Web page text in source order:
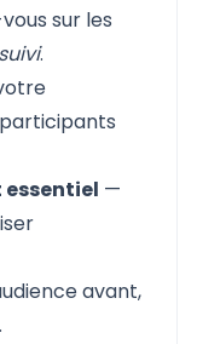
sur les
suivi.
essentiel —
avant,